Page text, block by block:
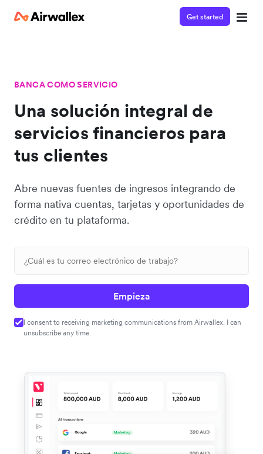
Get started
BANCA COMO SERVICIO
Una solución integral de
servicios financieros para
tus clientes
Abre nuevas fuentes de ingresos integrando de
forma nativa cuentas, tarjetas y oportunidades de
crédito en tu plataforma.
Empieza
I consent to receiving marketing communications from Airwallex. I can
unsubscribe any time.